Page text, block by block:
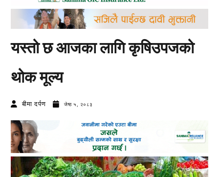
यस्तो छ आजका लागि कृषिउपजको
थोक मूल्य
बीमा दर्पण जेष्ठ ५, २०८३